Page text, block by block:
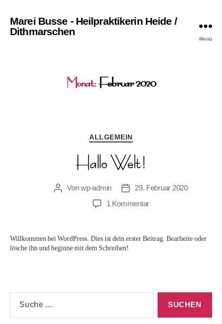
Marei Busse - Heilpraktikerin Heide /
Dithmarschen
Menü
Monat:Februar 2020
Kategorien
ALLGEMEIN
Hallo Welt!
Beitragsautor
Vonwp-admin Beitragsdatum
29. Februar 2020
1 Kommentarzu
Willkommen bei WordPress. Dies ist dein erster Beitrag. Bearbeite oder
lösche ihn und beginne mit dem Schreiben!
nach: